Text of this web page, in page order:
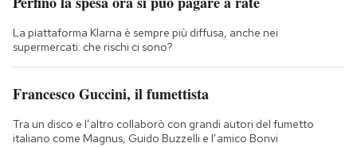
La piattaforma Klarna è sempre più diffusa, anche nei
supermercati: che rischi ci sono?
Francesco Guccini, il fumettista
Tra un disco e l’altro collaborò con grandi autori del fumetto
italiano come Magnus, Guido Buzzelli e l’amico Bonvi